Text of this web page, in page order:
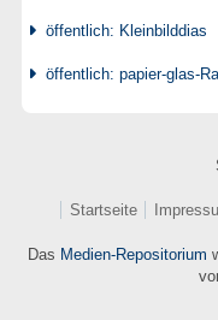
öffentlich: Kleinbilddias
öffentlich: papier-glas-
Startseite
Das Medien-Repositorium